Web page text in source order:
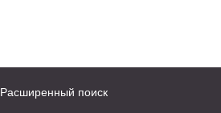
Расширенный поиск